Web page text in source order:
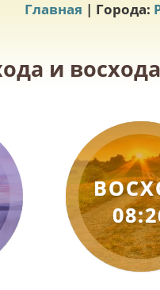
Главная | Города:
и